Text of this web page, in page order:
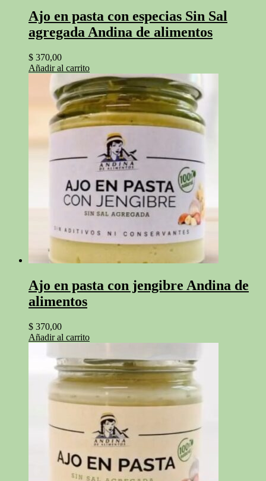
Ajo en pasta con especias Sin Sal
agregada Andina de alimentos
$ 370,00
Añadir al carrito
Ajo en pasta con jengibre Andina de
alimentos
$ 370,00
Añadir al carrito